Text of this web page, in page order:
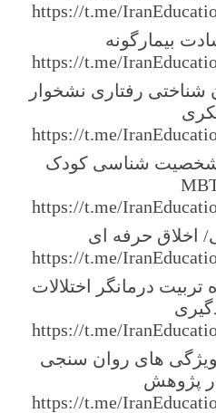
https://t.me/
https://t.me/
شناختی رفتاری نشخوار
https://t.me/
/ شخصیت شناسی کودک
https://t.me/
https://t.me/
تربیت درمانگر اختلالات
https://t.me/
/ ویژگی های روان سنجی
در پژوهش
https://t.me/